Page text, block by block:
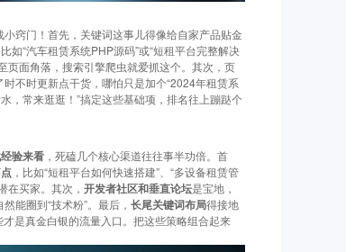
窍门！首先，关键词这事儿得像给自家产品贴金
“汽车租赁系统PHP源码”或“短租平台完整解决
页面角落，搜索引擎爬虫就爱抓这个。其次，页
不时更新点干货，哪怕只是加个“2024年租赁系
，常来逛逛！”搞定这些基础项，排名往上蹦跶个
验来看 ，死磕几个核心渠道往往事半功倍。首
，比如“短租平台如何快速搭建”、“多设备租赁管
在买家。其次，开发者社区和垂直论坛是宝地，
能圈到“技术粉”。最后，长尾关键词布局得接地
是真金白银的流量入口。把这些策略组合起来